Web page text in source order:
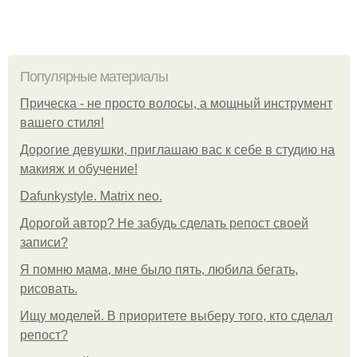
Популярные материалы
Прическа - не просто волосы, а мощный инструмент
вашего стиля!
Дорогие девушки, приглашаю вас к себе в студию на
макияж и обучение!
Dafunkystyle. Matrix neo.
Дорогой автор? Не забудь сделать репост своей
записи?
Я помню мама, мне было пять, любила бегать,
рисовать.
Ищу моделей. В приоритете выберу того, кто сделал
репост?